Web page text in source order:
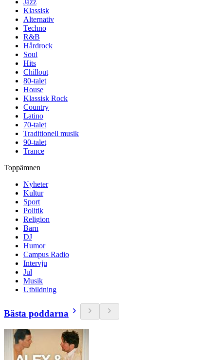
Jazz
Klassisk
Alternativ
Techno
R&B
Hårdrock
Soul
Hits
Chillout
80-talet
House
Klassisk Rock
Country
Latino
70-talet
Traditionell musik
90-talet
Trance
Toppämnen
Nyheter
Kultur
Sport
Politik
Religion
Barn
DJ
Humor
Campus Radio
Intervju
Jul
Musik
Utbildning
Bästa poddarna